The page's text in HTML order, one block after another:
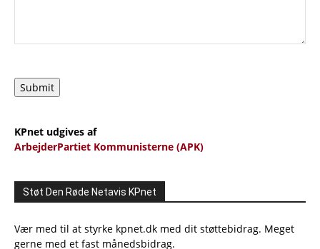
Submit
KPnet udgives af
ArbejderPartiet Kommunisterne (APK)
Støt Den Røde Netavis KPnet
Vær med til at styrke kpnet.dk med dit støttebidrag. Meget
gerne med et fast månedsbidrag.